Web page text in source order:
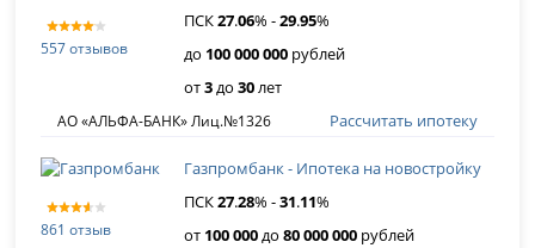
557 отзывов
ПСК27.06% -29.95%
до 100 000 000 рублей
от3до30лет
АО «АЛЬФА-БАНК» Лиц.№1326 Рассчитать ипотеку
861 отзыв
Газпромбанк - Ипотека на новостройку
ПСК27.28% -31.11%
от 100 000до80 000 000 рублей